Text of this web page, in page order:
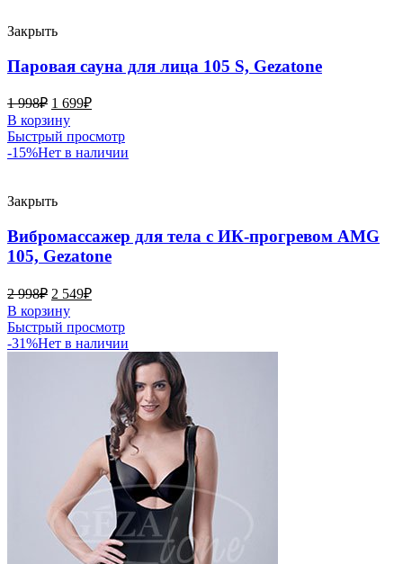
Закрыть
Паровая сауна для лица 105 S, Gezatone
1 998₽ 1 699₽
В корзину
Быстрый просмотр
-15%Нет в наличии
Закрыть
Вибромассажер для тела с ИК-прогревом AMG
105, Gezatone
2 998₽ 2 549₽
В корзину
Быстрый просмотр
-31%Нет в наличии